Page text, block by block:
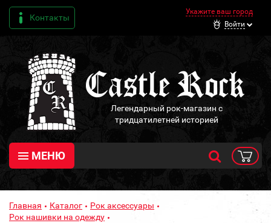
Контакты
Укажите ваш город
Войти
Легендарный рок-магазин с
тридцатилетней историей
МЕНЮ
Главная Каталог
Рок аксессуары
Рок нашивки на одежду